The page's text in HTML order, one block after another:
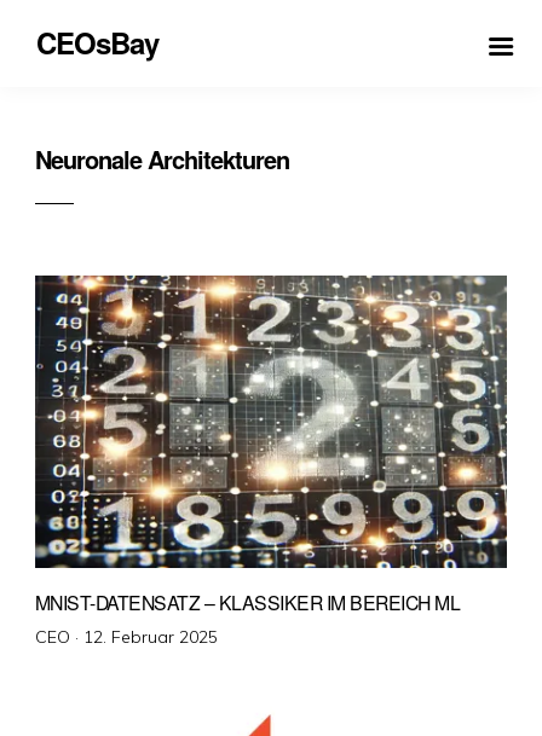
CEOsBay
Neuronale Architekturen
MNIST-DATENSATZ – KLASSIKER IM BEREICH ML
CEO · Veröffentlicht
12. Februar 2025